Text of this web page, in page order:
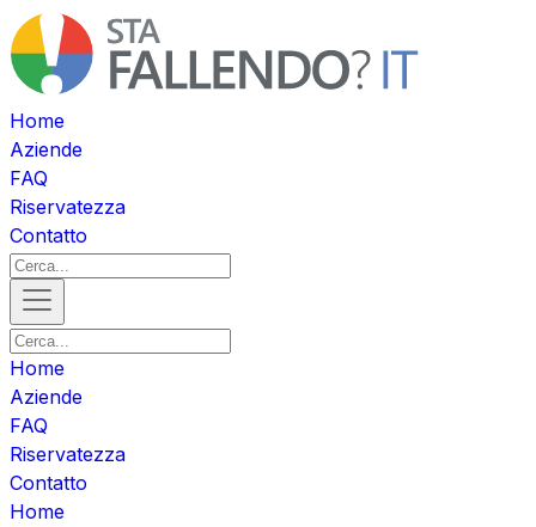
Home
Aziende
FAQ
Riservatezza
Contatto
Home
Aziende
FAQ
Riservatezza
Contatto
Home